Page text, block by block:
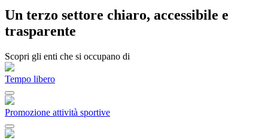
Un terzo settore chiaro, accessibile e
trasparente
Scopri gli enti che si occupano di
Tempo libero
Promozione attività sportive